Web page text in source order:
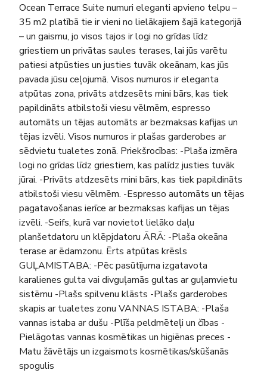
Ocean Terrace Suite numuri eleganti apvieno telpu –
35 m2 platībā tie ir vieni no lielākajiem šajā kategorijā
– un gaismu, jo visos tajos ir logi no grīdas līdz
griestiem un privātas saules terases, lai jūs varētu
patiesi atpūsties un justies tuvāk okeānam, kas jūs
pavada jūsu ceļojumā. Visos numuros ir eleganta
atpūtas zona, privāts atdzesēts mini bārs, kas tiek
papildināts atbilstoši viesu vēlmēm, espresso
automāts un tējas automāts ar bezmaksas kafijas un
tējas izvēli. Visos numuros ir plašas garderobes ar
sēdvietu tualetes zonā. Priekšrocības: -Plaša izmēra
logi no grīdas līdz griestiem, kas palīdz justies tuvāk
jūrai. -Privāts atdzesēts mini bārs, kas tiek papildināts
atbilstoši viesu vēlmēm. -Espresso automāts un tējas
pagatavošanas ierīce ar bezmaksas kafijas un tējas
izvēli. -Seifs, kurā var novietot lielāko daļu
planšetdatoru un klēpjdatoru ĀRĀ: -Plaša okeāna
terase ar ēdamzonu. Ērts atpūtas krēsls
GUĻAMISTABA: -Pēc pasūtījuma izgatavota
karalienes gulta vai divguļamās gultas ar guļamvietu
sistēmu -Plašs spilvenu klāsts -Plašs garderobes
skapis ar tualetes zonu VANNAS ISTABA: -Plaša
vannas istaba ar dušu -Plīša peldmēteļi un čības -
Pielāgotas vannas kosmētikas un higiēnas preces -
Matu žāvētājs un izgaismots kosmētikas/skūšanās
spogulis